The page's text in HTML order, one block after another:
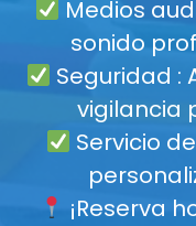
Medios
sonido
Seguridad :
vigilancia
Servicio
¡Reserva